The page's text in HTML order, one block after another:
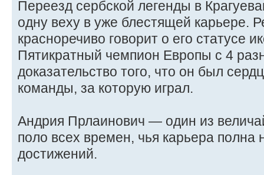
Переезд сербской легенды в
одну веху в уже блестящей карьере.
красноречиво говорит о его статусе
Пятикратный чемпион Европы с 4
доказательство того, что он был
команды, за которую играл.
Андрия Прлаинович — один из
поло всех времен, чья карьера полна
достижений.